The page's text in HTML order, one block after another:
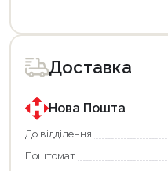
товар
для
покупки
державною
програмою
єКнига.
Використовуйте
карту
товар
для
покупки
державною
програмою
«Національний
кешбек».
покупку
Доставка
Нова Пошта
До відділення
Поштомат